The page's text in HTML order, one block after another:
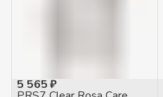
5 565 ₽